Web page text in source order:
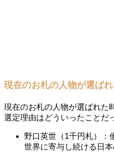
現在のお札の人物が選ば
現在のお札の人物が選ばれた
選定理由はどういったことだ
野口英世（1千円札）：
世界に寄与し続ける日